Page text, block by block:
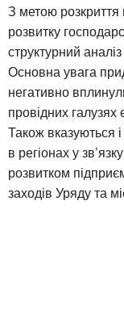
З метою
розвитку
структурний
Основна увага
негативно
провідних галузях
Також вказуються і
в регіонах у
розвитком
заходів Уряду та